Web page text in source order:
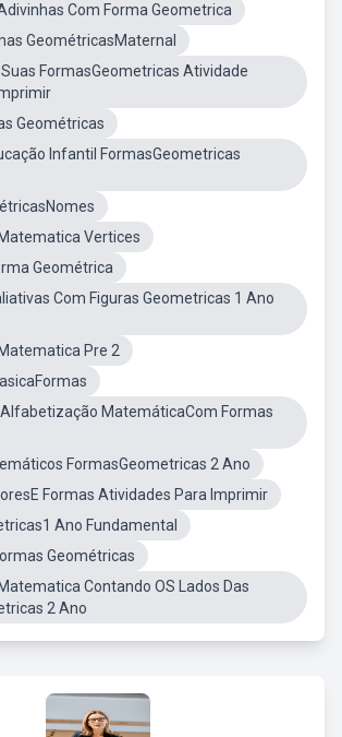
Com Forma Geometrica
GeométricasMaternal
FormasGeometricas Atividade
Geométricas
Infantil FormasGeometricas
Vertices
Geométrica
Com Figuras Geometricas 1 Ano
Pre 2
MatemáticaCom Formas
FormasGeometricas 2 Ano
Formas Atividades Para Imprimir
Ano Fundamental
Geométricas
Contando OS Lados Das
2 Ano